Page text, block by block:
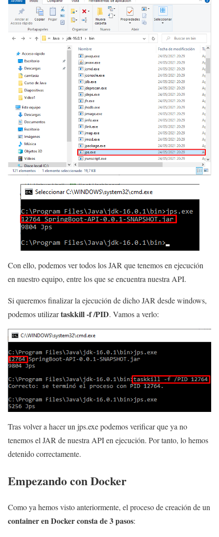
Con ello, podemos ver todos los JAR que tenemos en ejecución
en nuestro equipo, entre los que se encuentra nuestra API.
Si queremos finalizar la ejecución de dicho JAR desde windows,
podemos utilizartaskkill -f /PID. Vamos a verlo:
Tras volver a hacer un jps.exe podemos verificar que ya no
tenemos el JAR de nuestra API en ejecución. Por tanto, lo hemos
detenido correctamente.
Empezando con Docker
Como ya hemos visto anteriormente, el proceso de creación de un
container en Docker consta de 3 pasos: